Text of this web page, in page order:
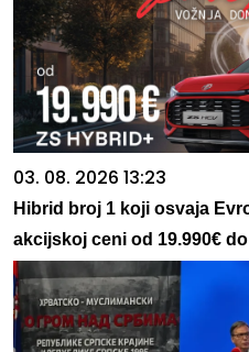
03. 08. 2026 13:23
Hibrid broj 1 koji osvaja
akcijskoj ceni od 19.990€ do